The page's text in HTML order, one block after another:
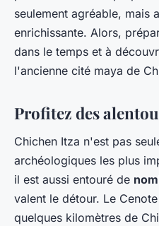
seulement agréable, mais
enrichissante. Alors,
dans le temps et à
l'ancienne cité maya de
Profitez des
Chichen Itza n'est pas
archéologiques les plus
il est aussi entouré de
valent le détour. Le
quelques kilomètres de